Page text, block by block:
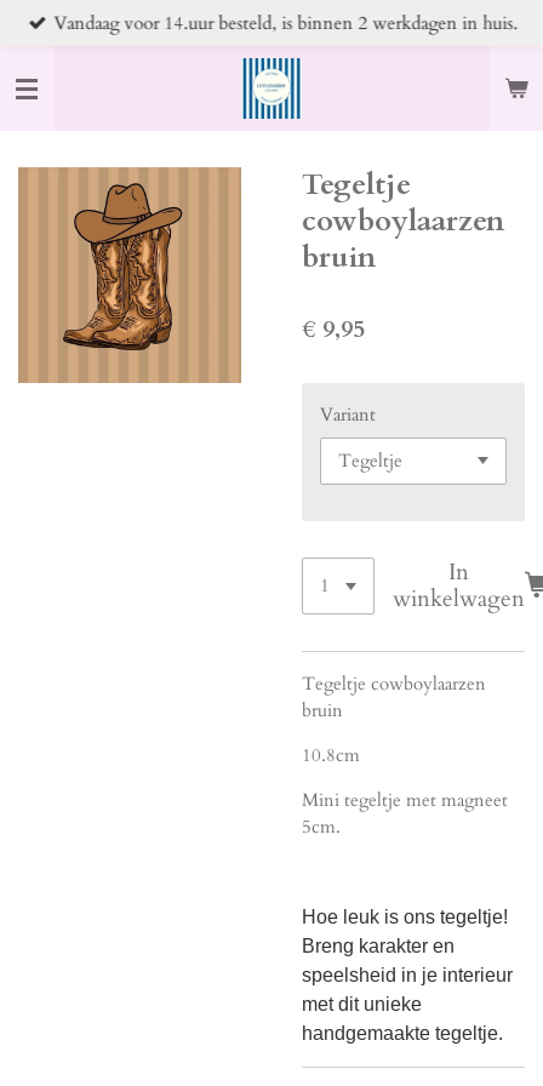
Ga
naar
de
hoofdinhoud
Vandaag voor 14.uur besteld, is binnen 2 werkdagen in huis.
Tegeltje
cowboylaarzen
bruin
€ 9,95
Variant
In
winkelwagen
Tegeltje cowboylaarzen
bruin
10.8cm
Mini tegeltje met magneet
5cm.
Hoe leuk is ons tegeltje!
Breng karakter en
speelsheid in je interieur
met dit unieke
handgemaakte tegeltje.